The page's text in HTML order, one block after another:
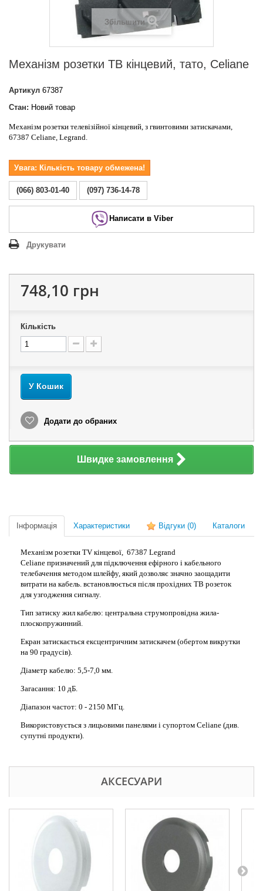
Збільшити
Механізм розетки ТВ кінцевий, тато, Celiane
Артикул 67387
Стан: Новий товар
Механізм розетки телевізійної кінцевий, з гвинтовими затискачами,
67387 Celiane, Legrand.
Увага: Кількість товару обмежена!
(066) 803-01-40 (097) 736-14-78
Написати в Viber
Друкувати
748,10 грн
Кількість
У Кошик
Додати до обраних
Швидке замовлення
Інформація Характеристики Відгуки (0) Каталоги
Механізм розетки TV кінцевої, 67387 Legrand
Celiane призначений для підключення ефірного і кабельного
телебачення методом шлейфу, який дозволяє значно заощадити
витрати на кабель. встановлюється після прохідних ТВ розеток
для узгодження сигналу.
Тип затиску жил кабелю: центральна струмопровідна жила-
плоскопружинний.
Екран затискається ексцентричним затискачем (обертом викрутки
на 90 градусів).
Діаметр кабелю: 5,5-7,0 мм.
Загасання: 10 дБ.
Діапазон частот: 0 - 2150 МГц.
Використовується з лицьовими панелями і супортом Celiane (див.
супутні продукти).
АКСЕСУАРИ